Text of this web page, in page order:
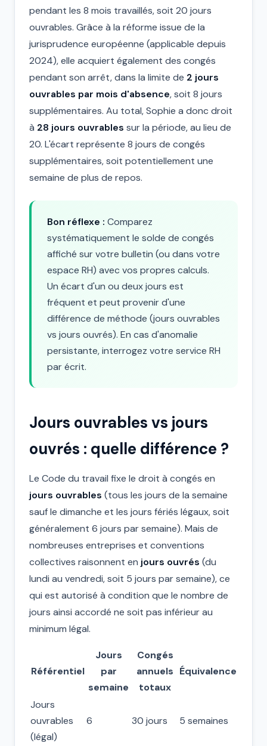
pendant les 8 mois travaillés, soit 20 jours
ouvrables. Grâce à la réforme issue de la
jurisprudence européenne (applicable depuis
2024), elle acquiert également des congés
pendant son arrêt, dans la limite de 2 jours
ouvrables par mois d'absence, soit 8 jours
supplémentaires. Au total, Sophie a donc droit
à 28 jours ouvrables sur la période, au lieu de
20. L'écart représente 8 jours de congés
supplémentaires, soit potentiellement une
semaine de plus de repos.
Bon réflexe : Comparez
systématiquement le solde de congés
affiché sur votre bulletin (ou dans votre
espace RH) avec vos propres calculs.
Un écart d'un ou deux jours est
fréquent et peut provenir d'une
différence de méthode (jours ouvrables
vs jours ouvrés). En cas d'anomalie
persistante, interrogez votre service RH
par écrit.
Jours ouvrables vs jours
ouvrés : quelle différence ?
Le Code du travail fixe le droit à congés en
jours ouvrables (tous les jours de la semaine
sauf le dimanche et les jours fériés légaux, soit
généralement 6 jours par semaine). Mais de
nombreuses entreprises et conventions
collectives raisonnent en jours ouvrés (du
lundi au vendredi, soit 5 jours par semaine), ce
qui est autorisé à condition que le nombre de
jours ainsi accordé ne soit pas inférieur au
minimum légal.
Référentiel
Jours
par
semaine
Congés
annuels
totaux
Équivalence
Jours
ouvrables
(légal)
6 30 jours 5 semaines